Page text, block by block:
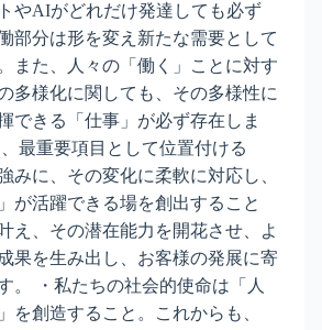
やAIがどれだけ発達しても必ず
部分は形を変え新たな需要として
また、人々の「働く」ことに対す
多様化に関しても、その多様性に
できる「仕事」が必ず存在しま
最重要項目として位置付ける
みに、その変化に柔軟に対応し、
が活躍できる場を創出すること
え、その潜在能力を開花させ、よ
果を生み出し、お客様の発展に寄
。 ・私たちの社会的使命は「人
を創造すること。これからも、